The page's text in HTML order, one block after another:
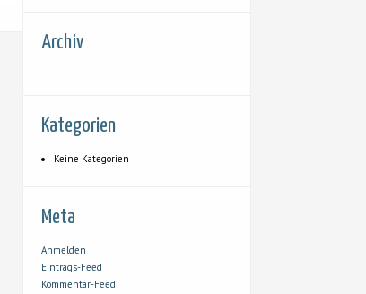
Archiv
Kategorien
Keine Kategorien
Meta
Anmelden
Eintrags-Feed
Kommentar-Feed